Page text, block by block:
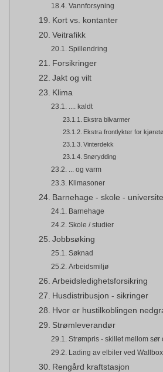
Vannforsyning
Kort vs. kontanter
Veitrafikk
Spillendring
Forsikringer
Jakt og vilt
Klima
.... kaldt
Ekstra bilvarmer
Ekstra frontlykter for
Vinterdekk
Snørydding
... og varm
Klimasoner
Barnehage - skole -
Barnehage
Skole / studier
Jobbsøking
Søknad
Arbeidsmiljø
Arbeidsledighetsforsikring
Husdistribusjon - sikringer
Hvor er hustilkoblingen
Strømleverandør
Strømpris - skillet mellom sør
Lading av elbiler ved
Rengård kraftstasjon